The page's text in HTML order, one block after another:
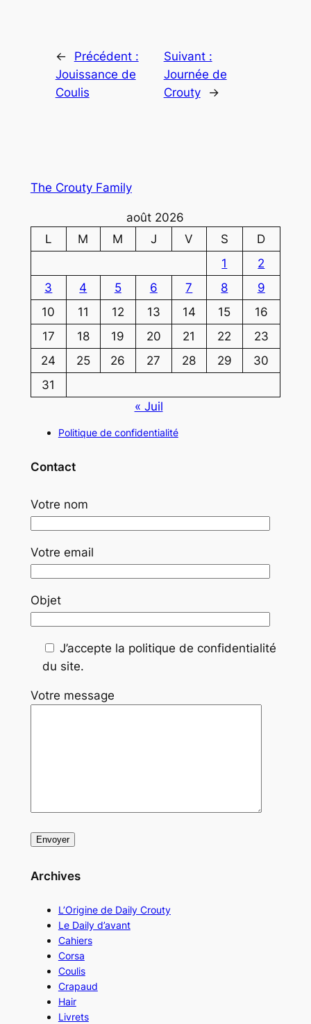
←
Précédent :
Jouissance de
Coulis
Suivant :
Journée de
Crouty
→
The Crouty Family
août 2026
L
M M J V S
D
1
2
3
4 5 6 7 8
9
10
11 12 13 14 15
16
17
18 19 20 21 22
23
24
25 26 27 28 29
30
31
« Juil
Politique de confidentialité
Contact
Votre nom
Votre email
Objet
J’accepte la politique de confidentialité
du site.
Votre message
Archives
L’Origine de Daily Crouty
Le Daily d’avant
Cahiers
Corsa
Coulis
Crapaud
Hair
Livrets